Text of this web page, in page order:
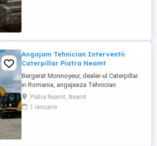
Angajam Tehnician Interventii
Caterpillar Piatra Neamt
Bergerat Monnoyeur, dealer-ul Caterpillar
in Romania, angajeaza Tehnician
Electromecanic pentru interventii pe teren.
Pozitiile sunt cadrul diviziei de utilaje
Caterpillar. Zona pentru care recrutam este
Piatra Neamt, Neamt
1 ianuarie